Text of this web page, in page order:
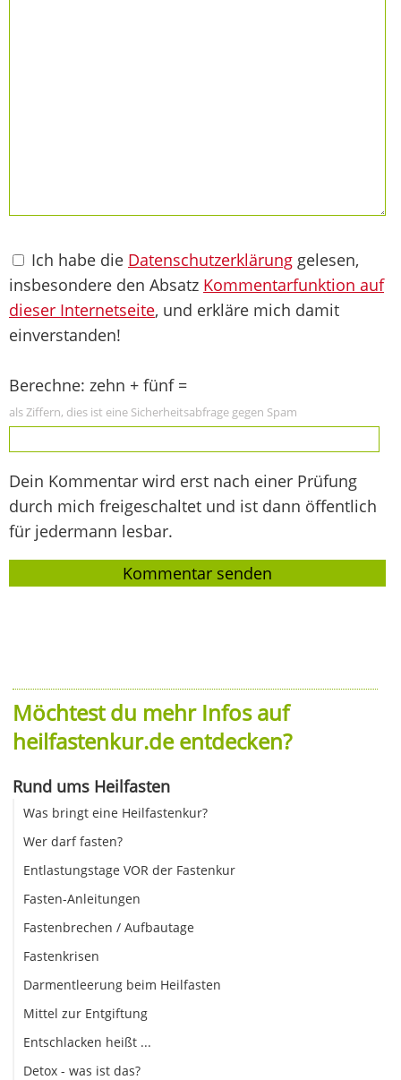
Ich habe die Datenschutzerklärung gelesen,
insbesondere den Absatz Kommentarfunktion auf
dieser Internetseite, und erkläre mich damit
einverstanden!
Berechne: zehn + fünf =
als Ziffern, dies ist eine Sicherheitsabfrage gegen Spam
Dein Kommentar wird erst nach einer Prüfung
durch mich freigeschaltet und ist dann öffentlich
für jedermann lesbar.
Möchtest du mehr Infos auf
heilfastenkur.de entdecken?
Rund ums Heilfasten
Was bringt eine Heilfastenkur?
Wer darf fasten?
Entlastungstage VOR der Fastenkur
Fasten-Anleitungen
Fastenbrechen / Aufbautage
Fastenkrisen
Darmentleerung beim Heilfasten
Mittel zur Entgiftung
Entschlacken heißt ...
Detox - was ist das?